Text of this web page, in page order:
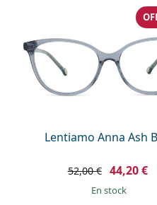
Prada
Toutes les marques
Lentiamo Anna Ash
52,00 € 44,20 €
en stock